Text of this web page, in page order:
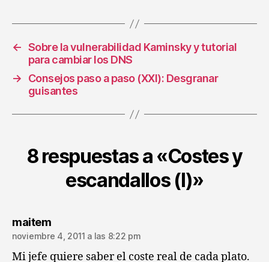
← Sobre la vulnerabilidad Kaminsky y tutorial
para cambiar los DNS
→
Consejos paso a paso (XXI): Desgranar
guisantes
8 respuestas a «Costes y
escandallos (I)»
maitemdice:
noviembre 4, 2011 a las 8:22 pm
Mi jefe quiere saber el coste real de cada plato.